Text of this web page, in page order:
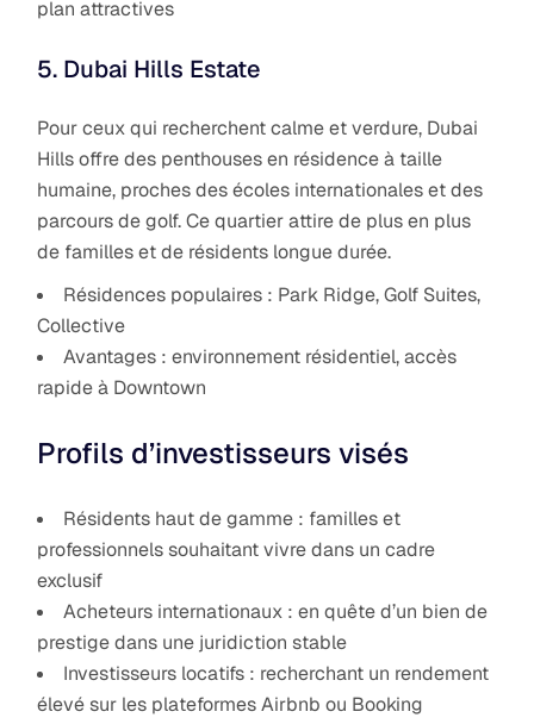
plan attractives
5. Dubai Hills Estate
Pour ceux qui recherchent calme et verdure, Dubai
Hills offre des penthouses en résidence à taille
humaine, proches des écoles internationales et des
parcours de golf. Ce quartier attire de plus en plus
de familles et de résidents longue durée.
Résidences populaires : Park Ridge, Golf Suites,
Collective
Avantages : environnement résidentiel, accès
rapide à Downtown
Profils d’investisseurs visés
Résidents haut de gamme : familles et
professionnels souhaitant vivre dans un cadre
exclusif
Acheteurs internationaux : en quête d’un bien de
prestige dans une juridiction stable
Investisseurs locatifs : recherchant un rendement
élevé sur les plateformes Airbnb ou Booking